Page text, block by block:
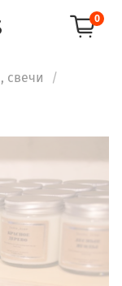
0
свечи